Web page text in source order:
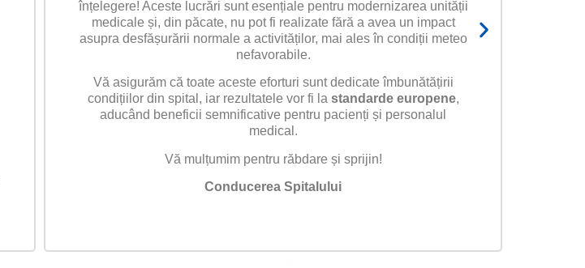
înțelegere! Aceste lucrări sunt esențiale pentru modernizarea unității
medicale și, din păcate, nu pot fi realizate fără a avea un impact
asupra desfășurării normale a activităților, mai ales în condiții meteo
nefavorabile.
Vă asigurăm că toate aceste eforturi sunt dedicate îmbunătățirii
condițiilor din spital, iar rezultatele vor fi la standarde europene,
aducând beneficii semnificative pentru pacienți și personalul
medical.
Vă mulțumim pentru răbdare și sprijin!
Conducerea Spitalului